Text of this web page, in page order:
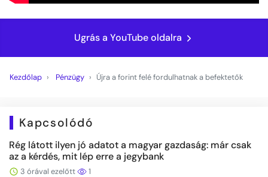
Ugrás a YouTube oldalra
Kezdőlap Pénzügy Újra a forint felé fordulhatnak a befektetők
Kapcsolódó
Rég látott ilyen jó adatot a magyar gazdaság: már csak
az a kérdés, mit lép erre a jegybank
3 órával ezelőtt 1